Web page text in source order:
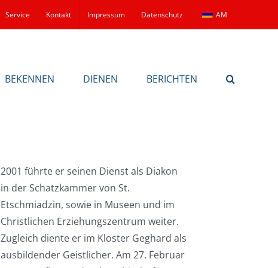
Service Kontakt Impressum Datenschutz AM
BEKENNEN DIENEN BERICHTEN
2001 führte er seinen Dienst als Diakon
in der Schatzkammer von St.
Etschmiadzin, sowie in Museen und im
Christlichen Erziehungszentrum weiter.
Zugleich diente er im Kloster Geghard als
ausbildender Geistlicher. Am 27. Februar